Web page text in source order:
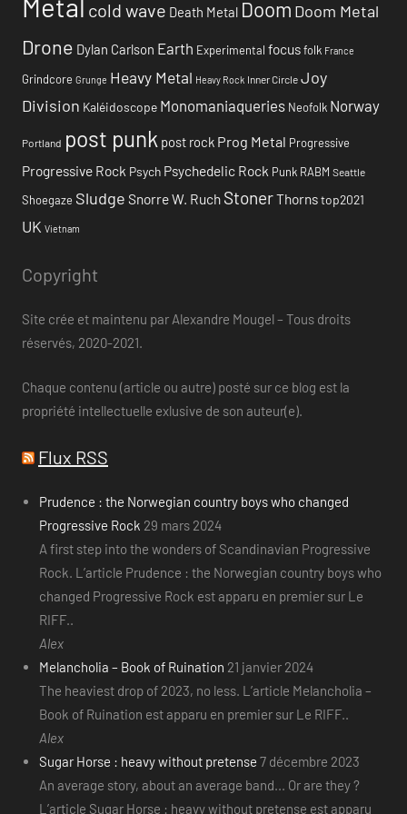
Metal cold wave Death Metal Doom Doom Metal
Drone Dylan Carlson Earth Experimental focusfolk France
Grindcore Grunge Heavy Metal Heavy Rock Inner Circle Joy
Division Kaléidoscope Monomaniaqueries Neofolk Norway
Portland post punk post rock Prog Metal Progressive
Progressive Rock Psych Psychedelic Rock Punk RABM Seattle
Shoegaze Sludge Snorre W. Ruch StonerThornstop2021
UK Vietnam
Copyright
Site crée et maintenu par Alexandre Mougel – Tous droits
réservés, 2020-2021.
Chaque contenu (article ou autre) posté sur ce blog est la
propriété intellectuelle exlusive de son auteur(e).
Flux RSS
Prudence : the Norwegian country boys who changed
Progressive Rock 29 mars 2024
A first step into the wonders of Scandinavian Progressive
Rock. L’article Prudence : the Norwegian country boys who
changed Progressive Rock est apparu en premier sur Le
RIFF..
Alex
Melancholia – Book of Ruination 21 janvier 2024
The heaviest drop of 2023, no less. L’article Melancholia –
Book of Ruination est apparu en premier sur Le RIFF..
Alex
Sugar Horse : heavy without pretense 7 décembre 2023
An average story, about an average band... Or are they ?
L’article Sugar Horse : heavy without pretense est apparu